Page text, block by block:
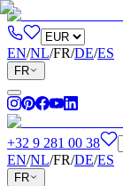
EN/NL/FR/DE/ES
FR
+32 9 281 00 38
EN/NL/FR/DE/ES
FR